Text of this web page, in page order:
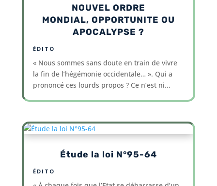
NOUVEL ORDRE
MONDIAL, OPPORTUNITE OU
APOCALYPSE ?
ÉDITO
« Nous sommes sans doute en train de vivre
la fin de l’hégémonie occidentale… ». Qui a
prononcé ces lourds propos ? Ce n’est ni...
Étude la loi N°95-64
ÉDITO